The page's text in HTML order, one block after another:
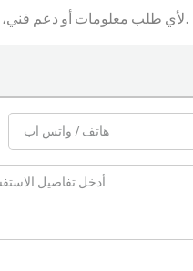
لأي طلب معلومات أو دعم فني، املأ النموذج. جميع الحقول التي تحمل علامة النجمة* مطلوبة.